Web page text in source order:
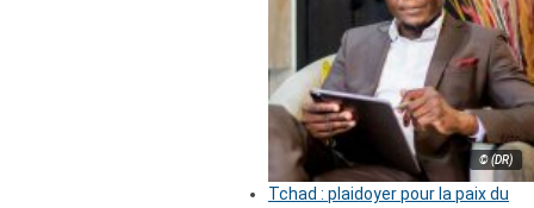
© (DR)
Tchad : plaidoyer pour la paix du